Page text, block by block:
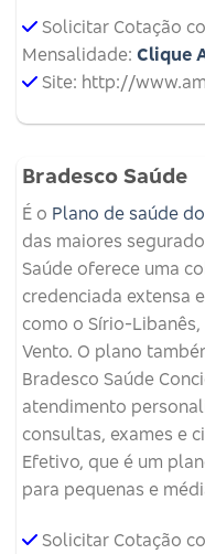
Solicitar Cotação
Mensalidade: Clique
Site: http://
Bradesco Saúde
É o Plano de saúde
das maiores
Saúde oferece uma
credenciada extensa
como o Sírio-
Vento. O plano
Bradesco Saúde
atendimento
consultas, exames e
Efetivo, que é um
para pequenas e
Solicitar Cotação